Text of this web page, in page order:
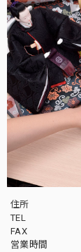
住所
TEL
FAX
営業時間